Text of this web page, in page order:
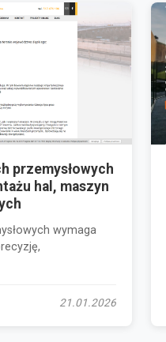
przemysłowych
hal, maszyn
wymaga
21.01.2026